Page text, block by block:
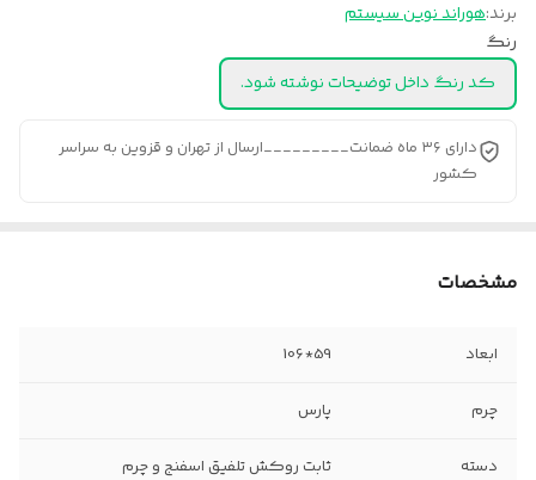
برند:هوراند نوین سیستم
رنگ
کد رنگ داخل توضیحات نوشته شود.
دارای ۳۶ ماه ضمانت_________ارسال از تهران و قزوین به سراسر
کشور
مشخصات
ابعاد 59*106
چرم پارس
دسته ثابت روکش تلفیق اسفنج و چرم